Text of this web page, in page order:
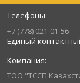
+7 (778) 021-01-56
Единый
ТОО "ТССП